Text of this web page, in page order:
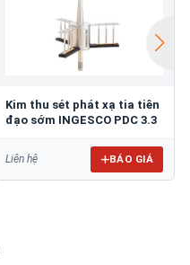
Kim thu sét phát xạ tia tiên
đạo sớm INGESCO PDC 3.3
Liên hệ BÁO GIÁ